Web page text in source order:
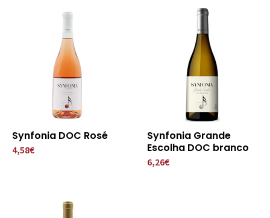
Synfonia DOC Rosé
4,58€
Synfonia Grande
Escolha DOC branco
6,26€